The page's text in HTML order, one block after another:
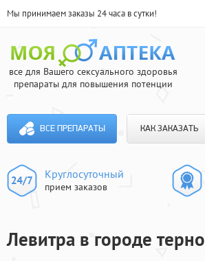
Мы принимаем заказы 24 часа в сутки!
все для Вашего сексуального здоровья
препараты для повышения потенции
ВСЕ ПРЕПАРАТЫ КАК ЗАКАЗАТЬ
Круглосуточный
прием заказов
Левитра в городе